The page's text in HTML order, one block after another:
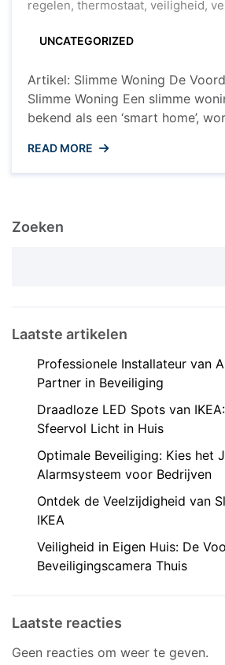
regelen, thermostaat, veiligheid,
UNCATEGORIZED
Artikel: Slimme Woning De
Slimme Woning Een slimme
bekend als een ‘smart home’,
precies in en wat zijn de
hebben van een slimme woning?
READ MORE
Zoeken
Laatste artikelen
Professionele Installateur van
Partner in Beveiliging
Draadloze LED Spots van
Sfeervol Licht in Huis
Optimale Beveiliging: Kies het
Alarmsysteem voor Bedrijven
Ontdek de Veelzijdigheid van
IKEA
Veiligheid in Eigen Huis: De
Beveiligingscamera Thuis
Laatste reacties
Geen reacties om weer te geven.